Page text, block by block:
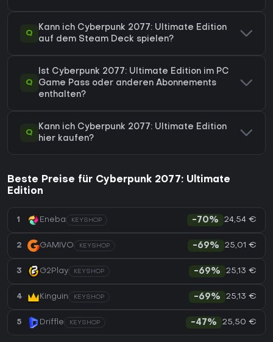
Q
Kann ich Cyberpunk 2077: Ultimate Edition
auf dem Steam Deck spielen?
Q
Ist Cyberpunk 2077: Ultimate Edition im PC
Game Pass oder anderen Abonnements
enthalten?
Q
Kann ich Cyberpunk 2077: Ultimate Edition
hier kaufen?
Beste Preise für Cyberpunk 2077: Ultimate
Edition
1 Eneba KEYSHOP -70% 24,54 €
2 GAMIVO KEYSHOP -69% 25,01 €
3 G2Play KEYSHOP -69% 25,13 €
4 Kinguin KEYSHOP -69% 25,13 €
5 Driffle KEYSHOP -47% 25,50 €